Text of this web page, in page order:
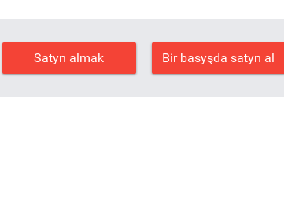
Satyn almak Bir basyşda satyn al